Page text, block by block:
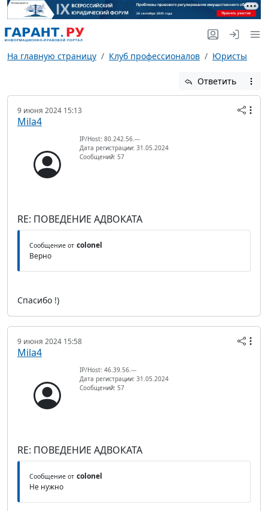
На главную страницу Клуб профессионалов Юристы
Ответить
9 июня 2024 15:13
Mila4
IP/Host: 80.242.56.---
Дата регистрации: 31.05.2024
Сообщений: 57
RE: ПОВЕДЕНИЕ АДВОКАТА
Сообщение от colonel
Верно
Спасибо !)
9 июня 2024 15:58
Mila4
IP/Host: 46.39.56.---
Дата регистрации: 31.05.2024
Сообщений: 57
RE: ПОВЕДЕНИЕ АДВОКАТА
Сообщение от colonel
Не нужно